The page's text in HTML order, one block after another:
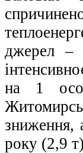
джерел –
на 1
зниження,
року (2,9